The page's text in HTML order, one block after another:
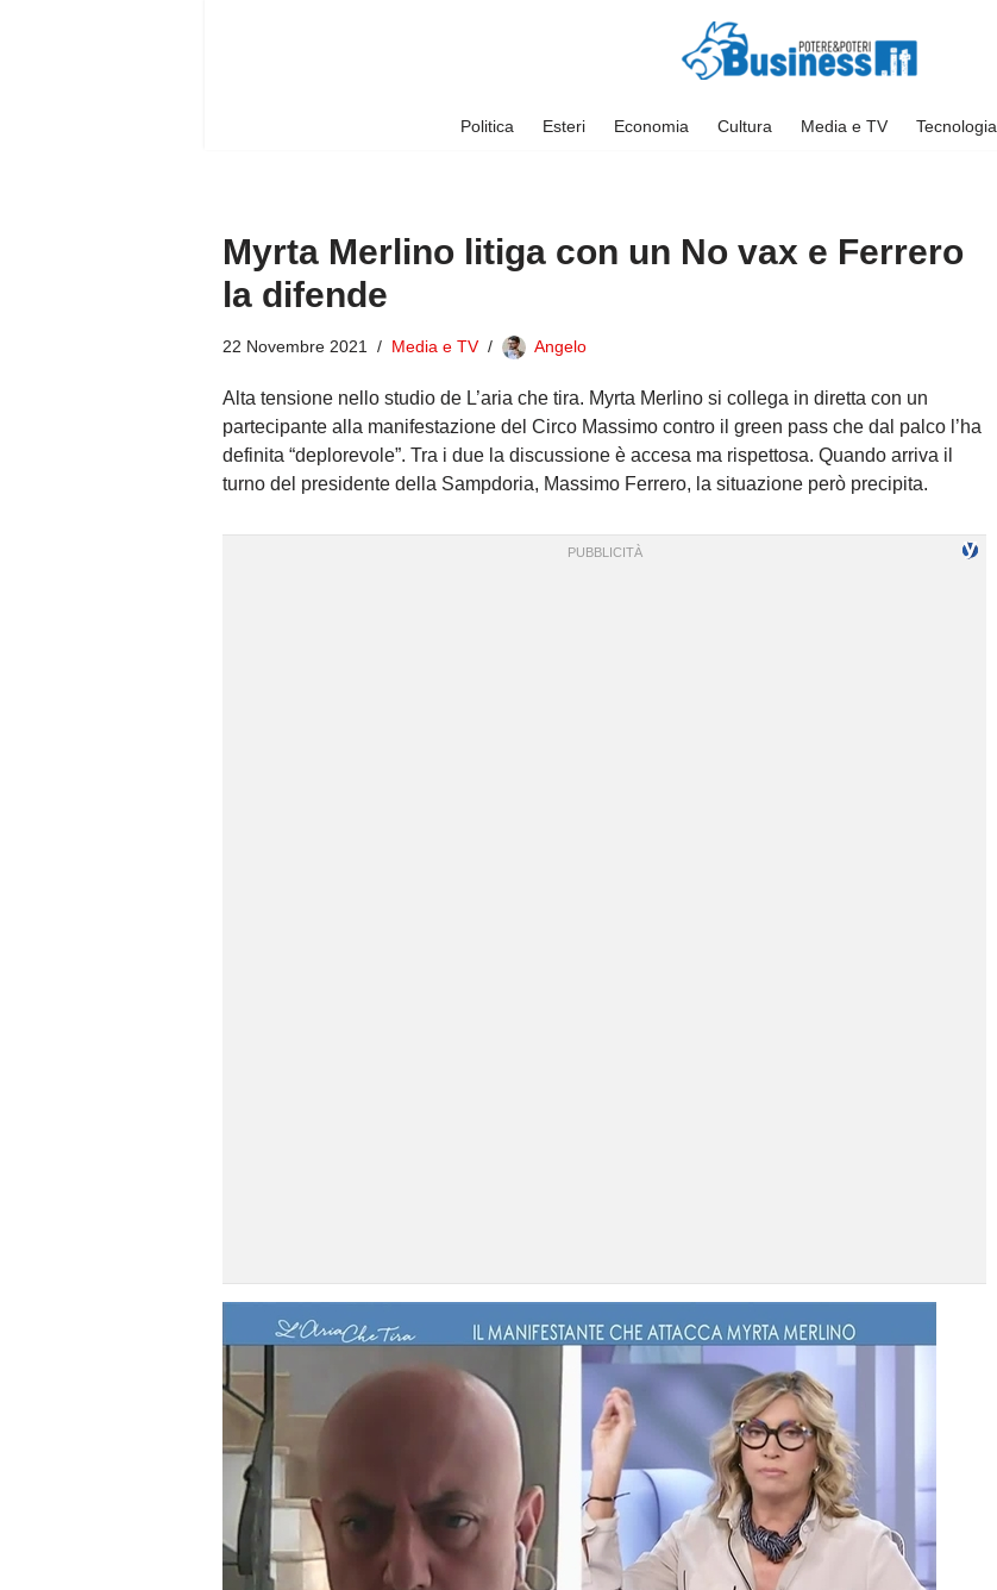
Politica Esteri Economia Cultura Media e TV Tecnologia
Myrta Merlino litiga con un No vax e Ferrero
la difende
22 Novembre 2021 Media e TV Angelo
Alta tensione nello studio de L’aria che tira. Myrta Merlino si collega in diretta con un
partecipante alla manifestazione del Circo Massimo contro il green pass che dal palco l’ha
definita “deplorevole”. Tra i due la discussione è accesa ma rispettosa. Quando arriva il
turno del presidente della Sampdoria, Massimo Ferrero, la situazione però precipita.